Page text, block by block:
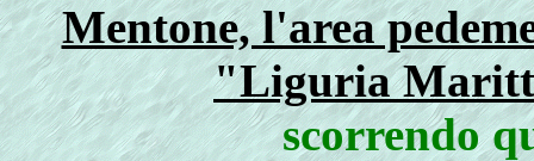
Mentone, l'area
"Liguria
scorrendo